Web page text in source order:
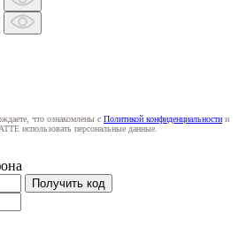
что ознакомлены с Политикой конфиденциальности и
использовать персональные данные.
Получить код